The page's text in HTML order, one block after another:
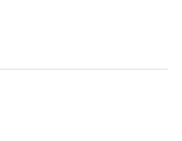
op Facebook